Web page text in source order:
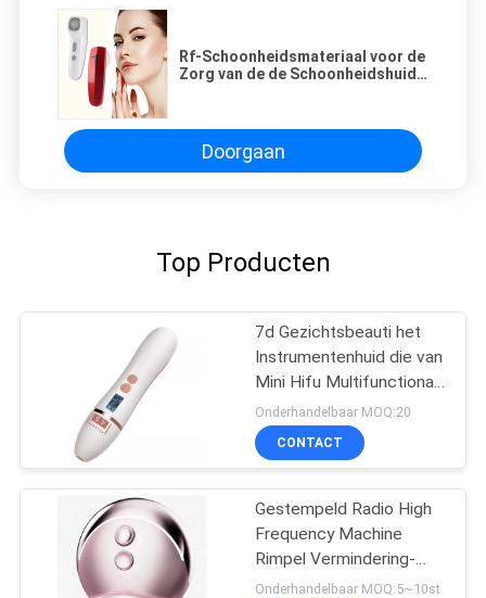
Rf-Schoonheidsmateriaal voor de
Zorg van de de Schoonheidshuid
Sproetradiofrequentie
Doorgaan
Top Producten
7d Gezichtsbeauti het
Instrumentenhuid die van
Mini Hifu Multifunctional
Ultrasonic Focused
Gezichtsmassager
aanhalen
Onderhandelbaar MOQ:20
CONTACT
Gestempeld Radio High
Frequency Machine
Rimpel Vermindering-
Huidverstrakking EMS
Onderhandelbaar MOQ:5~10st